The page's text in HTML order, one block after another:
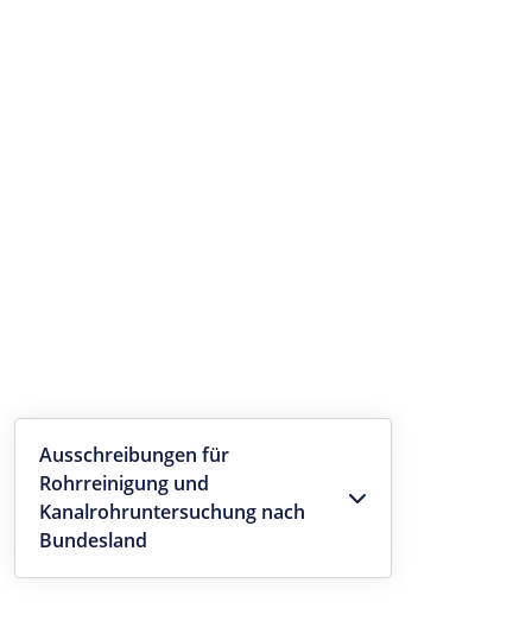
Ausschreibungen für
Rohrreinigung und
Kanalrohruntersuchung nach
Bundesland